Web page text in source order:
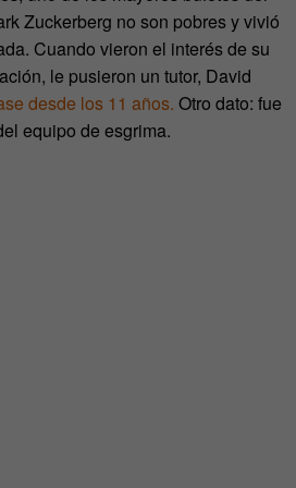
Zuckerberg no son pobres y vivió
Cuando vieron el interés de su
le pusieron un tutor, David
desde los 11 años. Otro dato: fue
equipo de esgrima.